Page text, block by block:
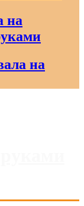
на
на